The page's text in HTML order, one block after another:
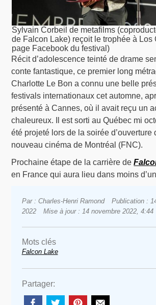
Sylvain Corbeil de metafilms
de Falcon Lake) reçoit le trophée à Los
page Facebook du festival)
Récit d’adolescence teinté de drame
conte fantastique, ce premier long
Charlotte Le Bon a connu une belle
festivals internationaux cet automne,
présenté à Cannes, où il avait reçu un
chaleureux. Il est sorti au Québec mi
été projeté lors de la soirée d’ouverture
nouveau cinéma de Montréal (FNC).
Prochaine étape de la carrière de
en France qui aura lieu dans moins
Par : Charles-Henri Ramond
Publication :
2022
Mise à jour : 14 novembre 2022, 4:44
Mots clés
Falcon Lake
Partager: